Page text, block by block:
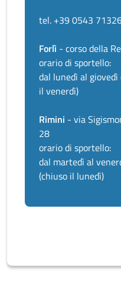
tel. +39 0543
Forlì - corso della
orario di sportello:
dal lunedì al
il venerdì)
Rimini - via
28
orario di sportello:
dal martedì al
(chiuso il lunedì)